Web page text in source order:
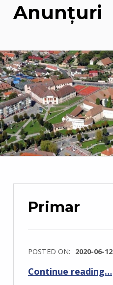
Anunțuri
Primar
POSTED ON: 2020-06-12
Continue reading…